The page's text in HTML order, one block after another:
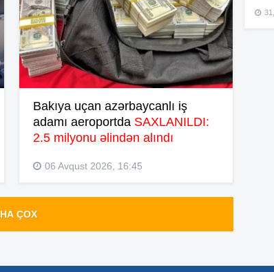
Bakıya uçan azərbaycanlı iş
adamı aeroportda SAXLANILDI:
2.5 milyonu əlindən alındı
06 Avqust 2026, 16:45
ÇOX